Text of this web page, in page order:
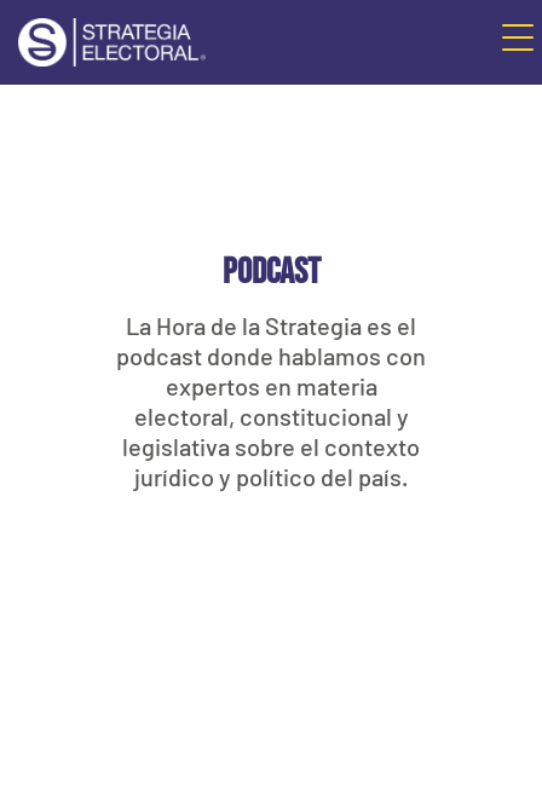
PODCAST
La Hora de la Strategia es el
podcast donde hablamos con
expertos en materia
electoral, constitucional y
legislativa sobre el contexto
jurídico y político del país.